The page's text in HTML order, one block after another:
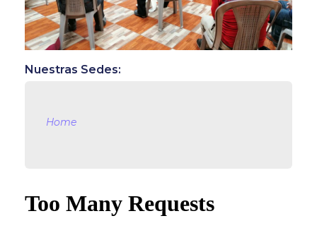
Nuestras Sedes:
Home